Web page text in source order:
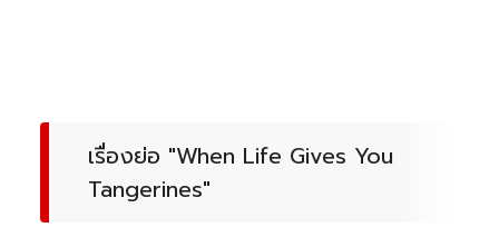
เรื่องย่อ "When Life Gives You
Tangerines"